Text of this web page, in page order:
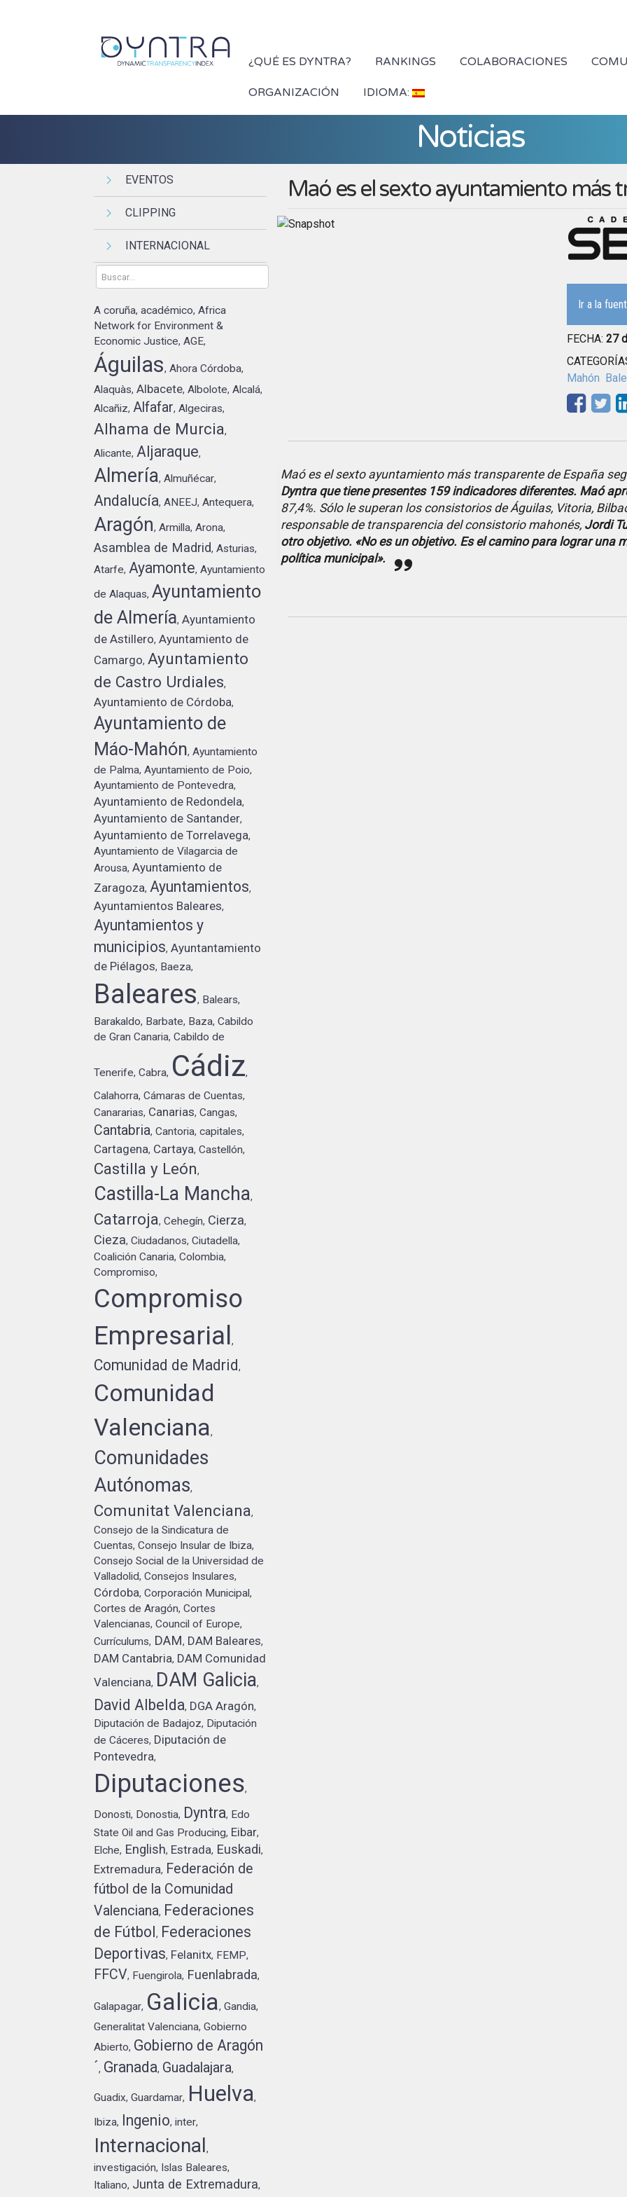
¿QUÉ ES DYNTRA? RANKINGS COLABORACIONES
ORGANIZACIÓN IDIOMA:
Noticias
EVENTOS
CLIPPING
INTERNACIONAL
A coruña,académico,Africa
Network for Environment &
Economic Justice,AGE,
Águilas,Ahora Córdoba,
Alaquàs,Albacete,Albolote,Alcalá,
Alcañiz, Alfafar,Algeciras,
Alhama de Murcia,
Alicante, Aljaraque,
Almería,Almuñécar,
Andalucía,ANEEJ,Antequera,
Aragón,Armilla,Arona,
Asamblea de Madrid,Asturias,
Atarfe, Ayamonte,Ayuntamiento
de Alaquas,Ayuntamiento
de Almería,Ayuntamiento
de Astillero,Ayuntamiento de
Camargo, Ayuntamiento
de Castro Urdiales,
Ayuntamiento de Córdoba,
Ayuntamiento de
Máo-Mahón,Ayuntamiento
de Palma,Ayuntamiento de Poio,
Ayuntamiento de Pontevedra,
Ayuntamiento de Redondela,
Ayuntamiento de Santander,
Ayuntamiento de Torrelavega,
Ayuntamiento de Vilagarcia de
Arousa,Ayuntamiento de
Zaragoza, Ayuntamientos,
Ayuntamientos Baleares,
Ayuntamientos y
municipios,Ayuntantamiento
de Piélagos, Baeza,
Baleares, Balears,
Barakaldo, Barbate, Baza,Cabildo
de Gran Canaria,Cabildo de
Tenerife,Cabra, Cádiz,
Calahorra,Cámaras de Cuentas,
Canararias, Canarias,Cangas,
Cantabria,Cantoria,capitales,
Cartagena, Cartaya,Castellón,
Castilla y León,
Castilla-La Mancha,
Catarroja,Cehegín, Cierza,
Cieza,Ciudadanos,Ciutadella,
Coalición Canaria,Colombia,
Compromiso,
Compromiso
Empresarial,
Comunidad de Madrid,
Comunidad
Valenciana,
Comunidades
Autónomas,
Comunitat Valenciana,
Consejo de la Sindicatura de
Cuentas,Consejo Insular de Ibiza,
Consejo Social de la Universidad de
Valladolid,Consejos Insulares,
Córdoba,Corporación Municipal,
Cortes de Aragón,Cortes
Valencianas,Council of Europe,
Currículums, DAM, DAM Baleares,
DAM Cantabria, DAM Comunidad
Valenciana, DAM Galicia,
David Albelda, DGA Aragón,
Diputación de Badajoz, Diputación
de Cáceres, Diputación de
Pontevedra,
Diputaciones,
Donosti, Donostia, Dyntra, Edo
State Oil and Gas Producing, Eibar,
Elche, English, Estrada, Euskadi,
Extremadura, Federación de
fútbol de la Comunidad
Valenciana, Federaciones
de Fútbol, Federaciones
Deportivas, Felanitx, FEMP,
FFCV, Fuengirola, Fuenlabrada,
Galapagar, Galicia,Gandia,
Generalitat Valenciana,Gobierno
Abierto, Gobierno de Aragón
´, Granada, Guadalajara,
Guadix,Guardamar, Huelva,
Ibiza, Ingenio,inter,
Internacional,
investigación, Islas Baleares,
Italiano, Junta de Extremadura,
Maó es el sexto ayuntamiento más
Ir a la
FECHA:27
Mahón
Maó es el sexto ayuntamiento más transparente de España
Dyntra que tiene presentes 159 indicadores diferentes. Maó
87,4%. Sólo le superan los consistorios de Águilas, Vitoria,
responsable de transparencia del consistorio mahonés, Jordi
otro objetivo. «No es un objetivo. Es el camino para lograr una
política municipal».